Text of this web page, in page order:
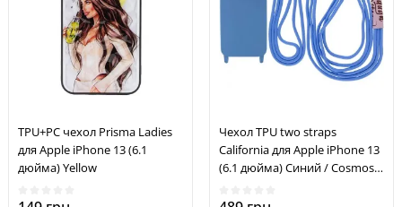
TPU+PC чехол Prisma Ladies
для Apple iPhone 13 (6.1
дюйма) Yellow
Чехол TPU two straps
California для Apple iPhone 13
(6.1 дюйма) Синий / Cosmos